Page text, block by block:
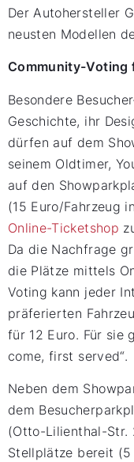
Der Autohersteller
neusten Modellen
Community-Voting
Besondere
Geschichte, ihr
dürfen auf dem
seinem Oldtimer,
auf den
(15 Euro/Fahrzeug
Online-Ticketshop
Da die Nachfrage
die Plätze mittels
Voting kann jeder
präferierten
für 12 Euro. Für sie
come, first served“.
Neben dem
dem
(Otto-Lilienthal-Str.
Stellplätze bereit (5